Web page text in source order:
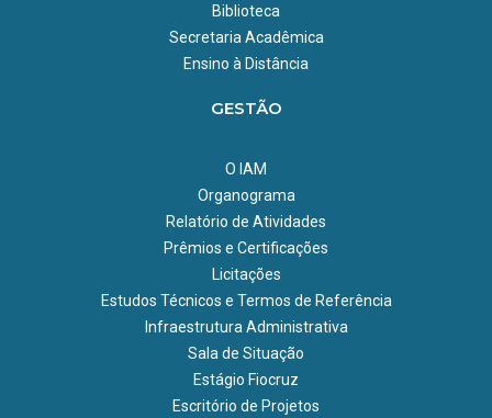
Biblioteca
Secretaria Acadêmica
Ensino à Distância
GESTÃO
O IAM
Organograma
Relatório de Atividades
Prêmios e Certificações
Licitações
Estudos Técnicos e Termos de Referência
Infraestrutura Administrativa
Sala de Situação
Estágio Fiocruz
Escritório de Projetos